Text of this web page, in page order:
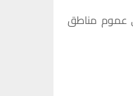
عموم مناطق